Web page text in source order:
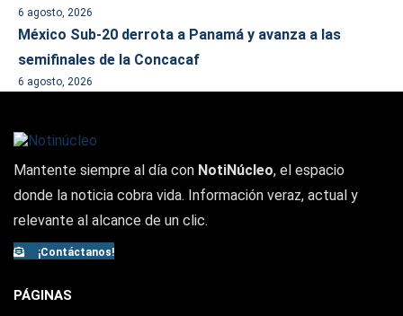
6 agosto, 2026
México Sub-20 derrota a Panamá y avanza a las
semifinales de la Concacaf
6 agosto, 2026
Mantente siempre al día con NotiNúcleo, el espacio
donde la noticia cobra vida. Información veraz, actual y
relevante al alcance de un clic.
¡Contáctanos!
PÁGINAS